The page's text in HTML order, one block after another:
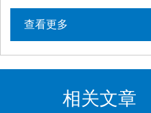
查看更多
相关文章